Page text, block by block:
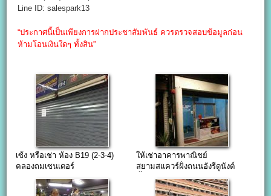
Line ID: salespark13
“ประกาศนี้เป็นเพียงการฝากประชาสัมพันธ์ ควรตรวจสอบข้อมูลก่อน
ห้ามโอนเงินใดๆ ทั้งสิน”
เซ้ง หรือเช่า ห้อง B19 (2-3-4)
คลองถมเซนเตอร์
ให้เช่าอาคารพาณิชย์
สยามสแควร์ฝั่งถนนอังรีดูนังต์